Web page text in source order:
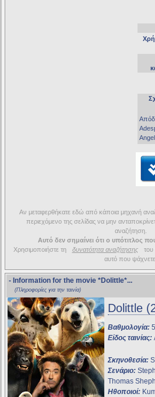
Αν μεταφερθήκατε εδώ από κάποια μηχανή
περιεχόμενο της σελίδας να μην
αναζήτηση.
Αυτό δεν σημαίνει ότι ο υπότιτλος
Χρησιμοποιήστε τη
δυνατότητα αναζήτησης
του
αυτό που
- Information for the movie *Dolittle*...
(Πληροφορίες για την ταινία)
Dolittle
Βαθμολογία:
Είδος ταινίας:
Σκηνοθεσία:
Σενάριο:
Thomas
Ηθοποιοί: